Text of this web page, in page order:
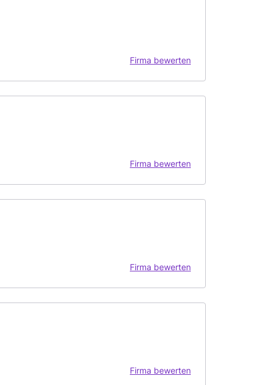
Firma bewerten
Firma bewerten
Firma bewerten
Firma bewerten